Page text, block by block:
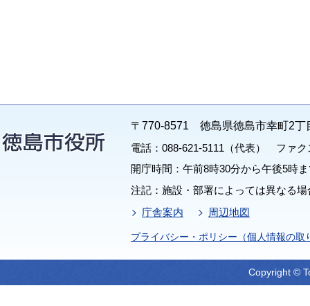
〒770-8571 徳島県徳島市幸町2丁
電話：088-621-5111（代表） ファク
開庁時間：午前8時30分から午後5時
注記：施設・部署によっては異なる
庁舎案内
周辺地図
プライバシー・ポリシー（個人情報の取
Copyright ©